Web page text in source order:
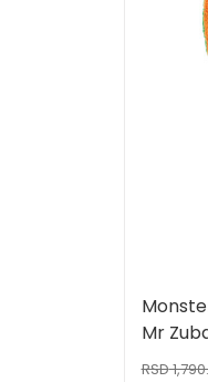
Mr
RSD